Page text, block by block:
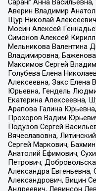
Саранг Анна Васильевна,
Аверин Владимир
Щур Николай
Мосин Алексей
Симонов Алексей
Мельникова Валентина
Владимировна,
Максимов Сергей
Голубева Елена
Алексеевна, Закс Елена
Юрьевна, Гендель
Екатерина Алексеевна,
Арапова Галина
Прохоров Вадим
Подузов Сергей
Вячеславовна,
Сергей Маркович,
Анатолий Ефимович,
Петрович,
Александра
Александрович, Вицин
Андреевич, Левинсон